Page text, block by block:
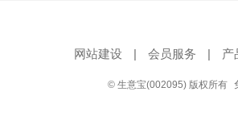
网站建设 | 会员服务 | 产
© 生意宝(002095) 版权所有